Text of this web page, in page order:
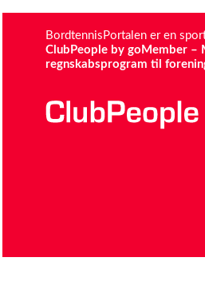
BordtennisPortalen er en
ClubPeople by goMember –
regnskabsprogram til